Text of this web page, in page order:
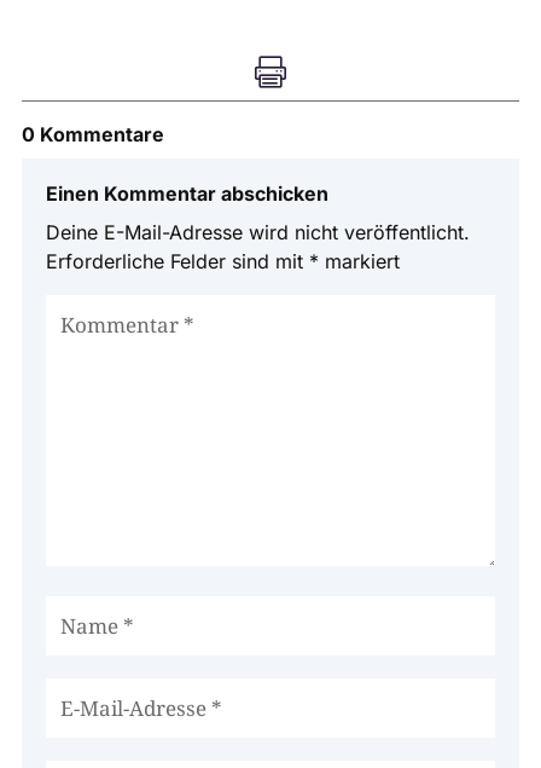

0 Kommentare
Einen Kommentar abschicken
Deine E-Mail-Adresse wird nicht veröffentlicht.
Erforderliche Felder sind mit * markiert